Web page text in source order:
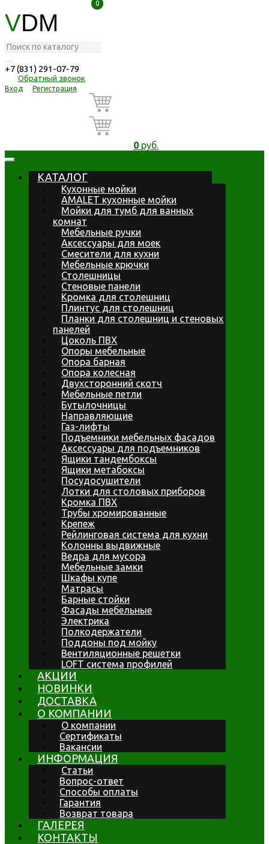
VDM
+7 (831) 291-07-79
Обратный звонок
Вход Регистрация
0
0
0руб.
КАТАЛОГ
Кухонные мойки
AMALET кухонные мойки
Мойки для тумб для ванных
комнат
Мебельные ручки
Аксессуары для моек
Смесители для кухни
Мебельные крючки
Столешницы
Стеновые панели
Кромка для столешниц
Плинтус для столешниц
Планки для столешниц и стеновых
панелей
Цоколь ПВХ
Опоры мебельные
Опора барная
Опора колесная
Двухсторонний скотч
Мебельные петли
Бутылочницы
Направляющие
Газ-лифты
Подъемники мебельных фасадов
Аксессуары для подъемников
Ящики тандембоксы
Ящики метабоксы
Посудосушители
Лотки для столовых приборов
Кромка ПВХ
Трубы хромированные
Крепеж
Рейлинговая система для кухни
Колонны выдвижные
Ведра для мусора
Мебельные замки
Шкафы купе
Матрасы
Барные стойки
Фасады мебельные
Электрика
Полкодержатели
Поддоны под мойку
Вентиляционные решетки
LOFT система профилей
АКЦИИ
НОВИНКИ
ДОСТАВКА
О КОМПАНИИ
О компании
Сертификаты
Вакансии
ИНФОРМАЦИЯ
Статьи
Вопрос-ответ
Способы оплаты
Гарантия
Возврат товара
ГАЛЕРЕЯ
КОНТАКТЫ